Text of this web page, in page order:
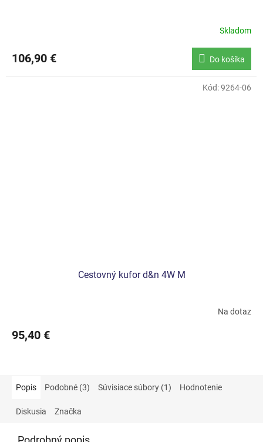
Skladom
106,90 € Do košíka
Cestovný kufor d&n 4W M
Na dotaz
95,40 €
Kód:9264-06
Popis Podobné (3) Súvisiace súbory (1) Hodnotenie
Diskusia Značka